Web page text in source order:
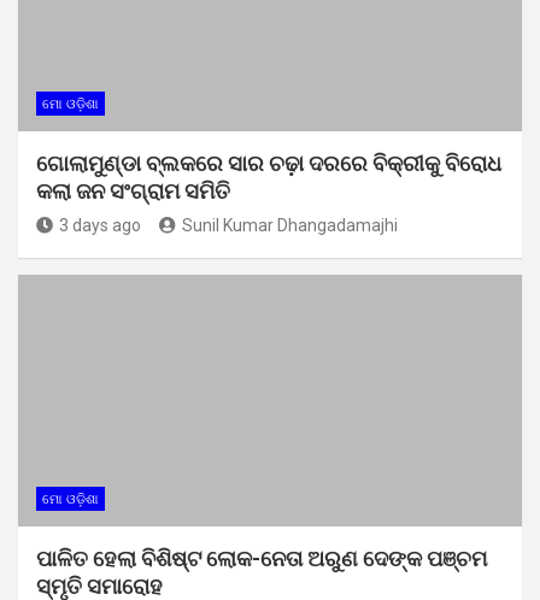
ମୋ ଓଡ଼ିଶା
ଗୋଲାମୁଣ୍ଡା ବ୍ଲକରେ ସାର ଚଢ଼ା ଦରରେ ବିକ୍ରୀକୁ ବିରୋଧ
କଲା ଜନ ସଂଗ୍ରାମ ସମିତି
3 days ago Sunil Kumar Dhangadamajhi
ମୋ ଓଡ଼ିଶା
ପାଳିତ ହେଲା ବିଶିଷ୍ଟ ଲୋକ-ନେତା ଅରୁଣ ଦେଙ୍କ ପଞ୍ଚମ
ସ୍ମୃତି ସମାରୋହ